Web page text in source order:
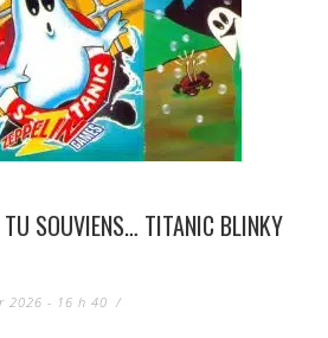
SOUVIENS… TITANIC BLINKY
2026 - 16 h 40 /